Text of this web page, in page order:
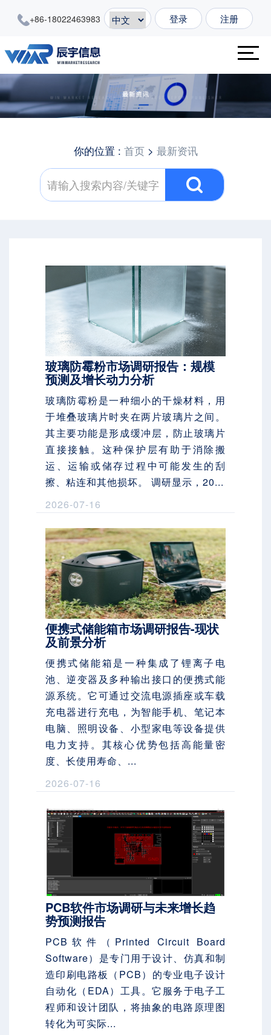
+86-18022463983 登录 注册
你的位置 : 首页> 最新资讯
玻璃防霉粉市场调研报告：规模
预测及增长动力分析
玻璃防霉粉是一种细小的干燥材料，用
于堆叠玻璃片时夹在两片玻璃片之间。
其主要功能是形成缓冲层，防止玻璃片
直接接触。这种保护层有助于消除搬
运、运输或储存过程中可能发生的刮
擦、粘连和其他损坏。 调研显示，20...
2026-07-16
便携式储能箱市场调研报告-现状
及前景分析
便携式储能箱是一种集成了锂离子电
池、逆变器及多种输出接口的便携式能
源系统。它可通过交流电源插座或车载
充电器进行充电，为智能手机、笔记本
电脑、照明设备、小型家电等设备提供
电力支持。其核心优势包括高能量密
度、长使用寿命、...
2026-07-16
PCB软件市场调研与未来增长趋
势预测报告
PCB软件（Printed Circuit Board
Software）是专门用于设计、仿真和制
造印刷电路板（PCB）的专业电子设计
自动化（EDA）工具。它服务于电子工
程师和设计团队，将抽象的电路原理图
转化为可实际...